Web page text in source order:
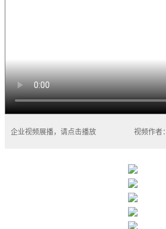
企业视频展播，请点击播放 视频作者